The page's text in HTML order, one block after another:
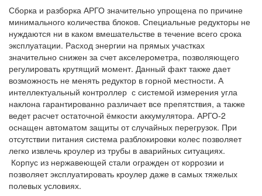
Сборка и разборка АРГО значительно упрощена по причине
минимального количества блоков. Специальные редукторы не
нуждаются ни в каком вмешательстве в течение всего срока
эксплуатации. Расход энергии на прямых участках
значительно снижен за счет акселерометра, позволяющего
регулировать крутящий момент. Данный факт также дает
возможность не менять редуктор в горной местности. А
интеллектуальный контроллер с системой измерения угла
наклона гарантированно различает все препятствия, а также
ведет расчет остаточной ёмкости аккумулятора. АРГО-2
оснащен автоматом защиты от случайных перегрузок. При
отсутствии питания система разблокировки колес позволяет
легко извлечь кроулер из трубы в аварийных ситуациях.
Корпус из нержавеющей стали огражден от коррозии и
позволяет эксплуатировать кроулер даже в самых тяжелых
полевых условиях.